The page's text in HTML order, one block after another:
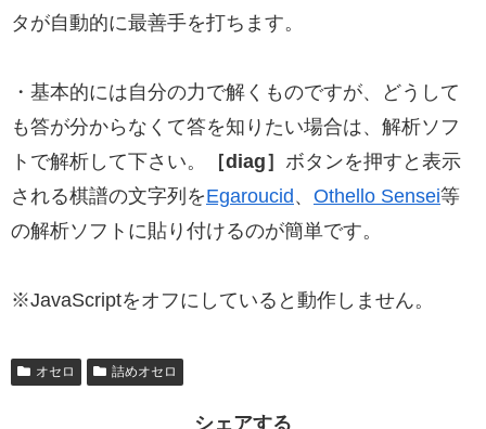
タが自動的に最善手を打ちます。
・基本的には自分の力で解くものですが、どうして
も答が分からなくて答を知りたい場合は、解析ソフ
トで解析して下さい。
［diag］ ボタンを押すと表示
される棋譜の文字列をEgaroucid、 Othello Sensei等
の解析ソフトに貼り付けるのが簡単です。
※JavaScriptをオフにしていると動作しません。
オセロ 詰めオセロ
シェアする